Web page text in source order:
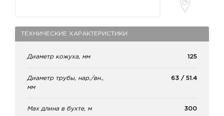
ТЕХНИЧЕСКИЕ ХАРАКТЕРИСТИКИ
Диаметр кожуха, мм 125
Диаметр трубы, нар./вн.,
мм
63 / 51.4
Max длина в бухте, м 300